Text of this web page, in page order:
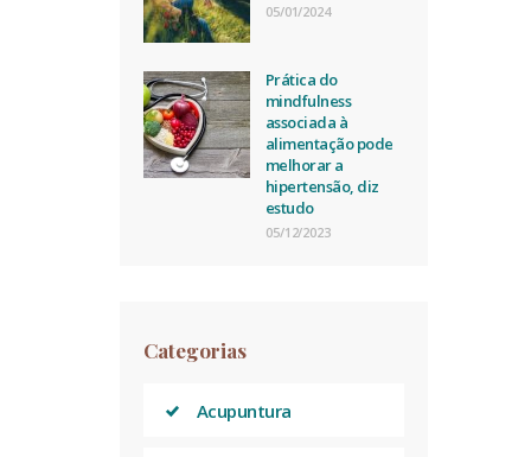
05/01/2024
Prática do
mindfulness
associada à
alimentação pode
melhorar a
hipertensão, diz
estudo
05/12/2023
Categorias
Acupuntura